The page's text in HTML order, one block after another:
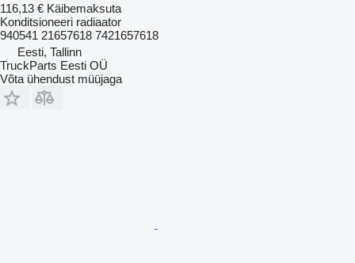
116,13 € Käibemaksuta
Konditsioneeri radiaator
940541 21657618 7421657618
Eesti, Tallinn
TruckParts Eesti OÜ
Võta ühendust müüjaga